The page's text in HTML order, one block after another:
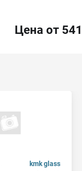
Цена от
kmk glass